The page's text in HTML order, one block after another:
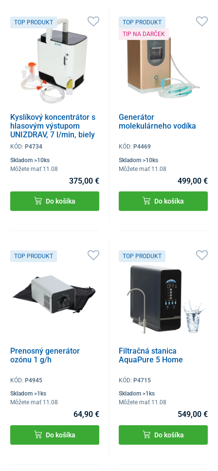
TOP PRODUKT
Kyslíkový koncentrátor s
hlasovým výstupom
UNIZDRAV, 7 l/min, biely
KÓD: P4734
Skladom >10ks
Môžete mať 11.08
375,00 €
Do košíka
TOP PRODUKT
TIP NA DARČEK
Generátor
molekulárneho vodíka
KÓD:P4469
Skladom >10ks
Môžete mať 11.08
499,00 €
Do košíka
TOP PRODUKT
Prenosný generátor
ozónu 1 g/h
KÓD: P4945
Skladom >1ks
Môžete mať 11.08
64,90 €
Do košíka
TOP PRODUKT
Filtračná stanica
AquaPure 5 Home
KÓD:P4715
Skladom >1ks
Môžete mať 11.08
549,00 €
Do košíka